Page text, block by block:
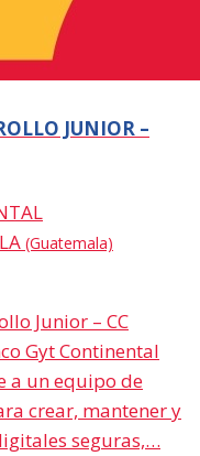
JUNIOR –
(Guatemala)
Junior – CC
Gyt Continental
a un equipo de
crear, mantener y
seguras,…